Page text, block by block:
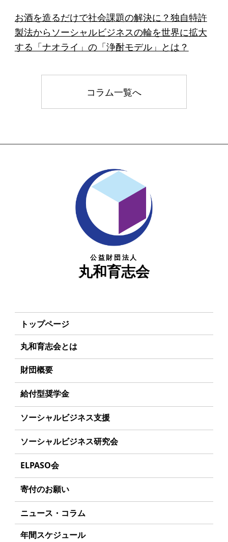
お酒を造るだけで社会課題の解決に？独自特許
製法からソーシャルビジネスの輪を世界に拡大
する「ナオライ」の「浄酎モデル」とは？
コラム一覧へ
公益財団法人
丸和育志会
トップページ
丸和育志会とは
理事長あいさつ
丸和育志会の目指す未来
学生のみなさんへ
起業を考えているみなさんへ
応援したいみなさんへ
財団概要
理念
沿革
組織
年間スケジュール
定款
個人情報保護方針
アクセス
給付型奨学金
事業方針
募集要項
給付型奨学金とは
ソーシャルビジネス支援
事業方針
ソーシャルビジネスとは
受賞者一覧
ソーシャルビジネス研究会
研究会のねらい
研究会一覧
ELPASO会
ELPASO会とは
会員限定ページ
寄付のお願い
お手続き
寄付支援者
ニュース・コラム
年間スケジュール